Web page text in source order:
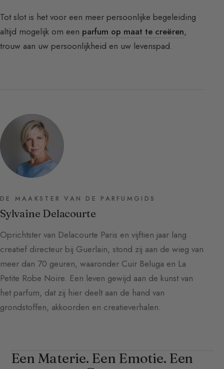
Tot slot is het voor een meer persoonlijke begeleiding
altijd mogelijk om een parfum op maat te creëren,
trouw aan uw persoonlijkheid en uw levenspad.
DE MAAKSTER VAN DE PARFUMGIDS
Sylvaine Delacourte
Oprichtster van Delacourte Paris en vijftien jaar lang
creatief directeur bij Guerlain, stond zij aan de wieg van
meer dan 70 geuren, waaronder Cuir Beluga en La
Petite Robe Noire. Een leven gewijd aan de kunst van
het parfum, dat zij hier deelt aan de hand van
grondstoffen, akkoorden en creatieverhalen.
Een Materie. Een Emotie. Een